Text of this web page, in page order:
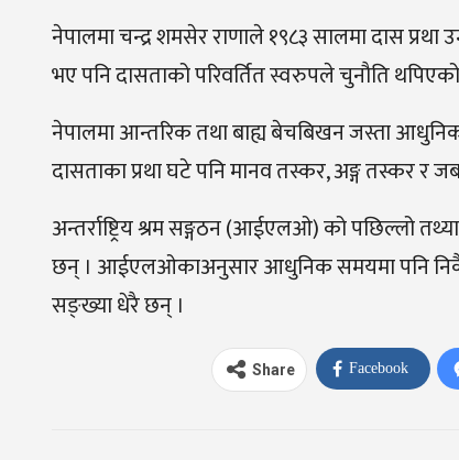
नेपालमा चन्द्र शमसेर राणाले १९८३ सालमा दास
भए पनि दासताको परिवर्तित स्वरुपले चुनौति
नेपालमा आन्तरिक तथा बाह्य बेचबिखन जस्ता
दासताका प्रथा घटे पनि मानव तस्कर, अङ्ग तस्कर र
अन्तर्राष्ट्रिय श्रम सङ्गठन (आईएलओ) को पछिल्लो
छन् । आईएलओकाअनुसार आधुनिक समयमा पनि निकै
सङ्ख्या धेरै छन् ।
Share Facebook